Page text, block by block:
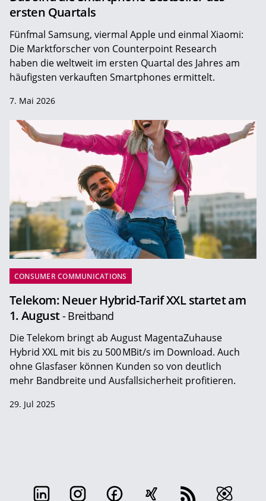
ersten Quartals
Fünfmal Samsung, viermal Apple und einmal Xiaomi:
Die Marktforscher von Counterpoint Research
haben die weltweit im ersten Quartal des Jahres am
häufigsten verkauften Smartphones ermittelt.
7. Mai 2026
CONSUMER COMMUNICATIONS
Telekom: Neuer Hybrid-Tarif XXL startet am
1. August- Breitband
Die Telekom bringt ab August MagentaZuhause
Hybrid XXL mit bis zu 500 MBit/s im Download. Auch
ohne Glasfaser können Kunden so von deutlich
mehr Bandbreite und Ausfallsicherheit profitieren.
29. Jul 2025